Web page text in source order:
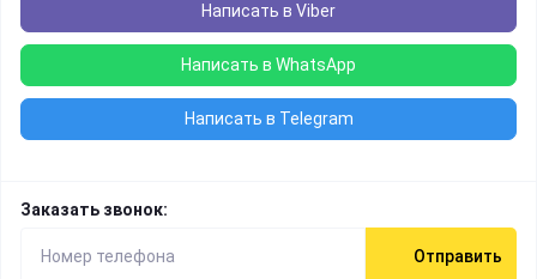
Написать в Viber
Написать в WhatsApp
Написать в Telegram
Заказать звонок:
Отправить